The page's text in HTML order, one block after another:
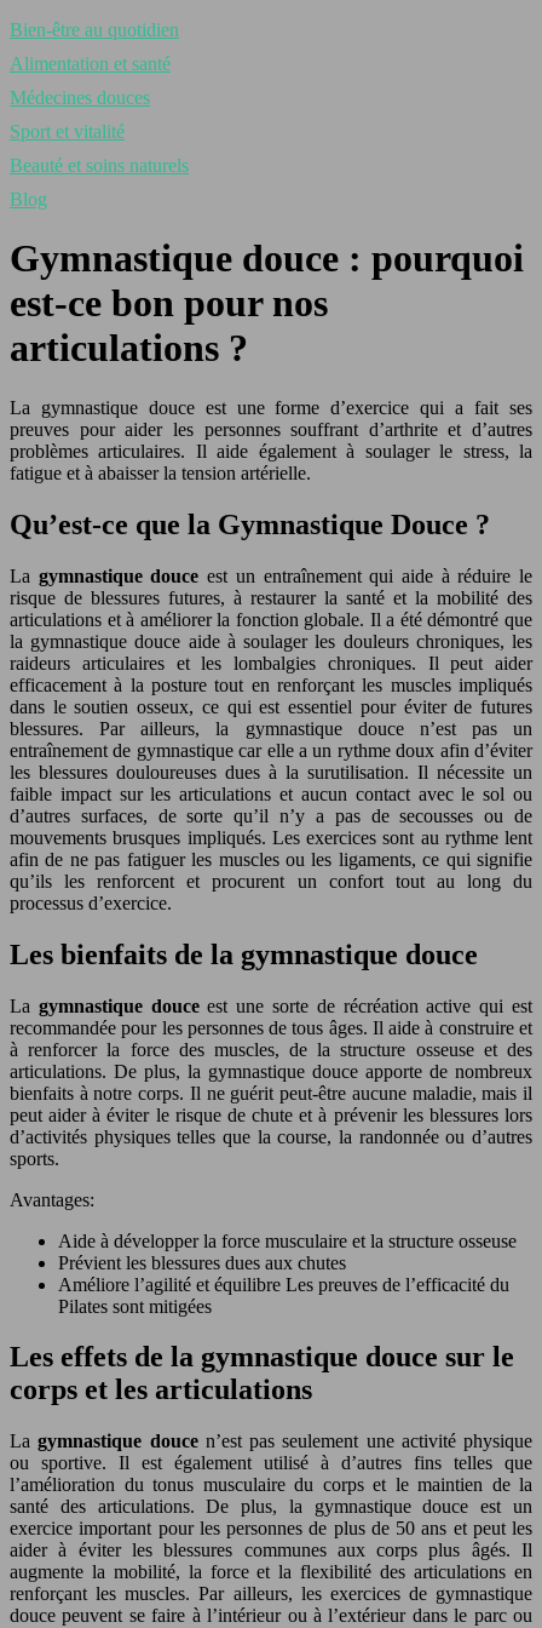
Bien-être au quotidien
Alimentation et santé
Médecines douces
Sport et vitalité
Beauté et soins naturels
Blog
Gymnastique douce : pourquoi
est-ce bon pour nos
articulations ?
La gymnastique douce est une forme d’exercice qui a fait ses
preuves pour aider les personnes souffrant d’arthrite et d’autres
problèmes articulaires. Il aide également à soulager le stress, la
fatigue et à abaisser la tension artérielle.
Qu’est-ce que la Gymnastique Douce ?
La gymnastique douceest un entraînement qui aide à réduire le
risque de blessures futures, à restaurer la santé et la mobilité des
articulations et à améliorer la fonction globale. Il a été démontré que
la gymnastique douce aide à soulager les douleurs chroniques, les
raideurs articulaires et les lombalgies chroniques. Il peut aider
efficacement à la posture tout en renforçant les muscles impliqués
dans le soutien osseux, ce qui est essentiel pour éviter de futures
blessures. Par ailleurs, la gymnastique douce n’est pas un
entraînement de gymnastique car elle a un rythme doux afin d’éviter
les blessures douloureuses dues à la surutilisation. Il nécessite un
faible impact sur les articulations et aucun contact avec le sol ou
d’autres surfaces, de sorte qu’il n’y a pas de secousses ou de
mouvements brusques impliqués. Les exercices sont au rythme lent
afin de ne pas fatiguer les muscles ou les ligaments, ce qui signifie
qu’ils les renforcent et procurent un confort tout au long du
processus d’exercice.
Les bienfaits de la gymnastique douce
La gymnastique douceest une sorte de récréation active qui est
recommandée pour les personnes de tous âges. Il aide à construire et
à renforcer la force des muscles, de la structure osseuse et des
articulations. De plus, la gymnastique douce apporte de nombreux
bienfaits à notre corps. Il ne guérit peut-être aucune maladie, mais il
peut aider à éviter le risque de chute et à prévenir les blessures lors
d’activités physiques telles que la course, la randonnée ou d’autres
sports.
Avantages:
Aide à développer la force musculaire et la structure osseuse
Prévient les blessures dues aux chutes
Améliore l’agilité et équilibre Les preuves de l’efficacité du
Pilates sont mitigées
Les effets de la gymnastique douce sur le
corps et les articulations
Lagymnastique doucen’est pas seulement une activité physique
ou sportive. Il est également utilisé à d’autres fins telles que
l’amélioration du tonus musculaire du corps et le maintien de la
santé des articulations. De plus, la gymnastique douce est un
exercice important pour les personnes de plus de 50 ans et peut les
aider à éviter les blessures communes aux corps plus âgés. Il
augmente la mobilité, la force et la flexibilité des articulations en
renforçant les muscles. Par ailleurs, les exercices de gymnastique
douce peuvent se faire à l’intérieur ou à l’extérieur dans le parc ou